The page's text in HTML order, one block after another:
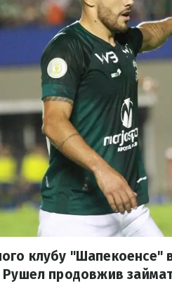
клубу "Шапекоенсе"
продовжив